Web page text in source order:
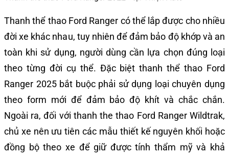
Thanh thể thao Ford Ranger có thể lắp được cho nhiều
đời xe khác nhau, tuy nhiên để đảm bảo độ khớp và an
toàn khi sử dụng, người dùng cần lựa chọn đúng loại
theo từng đời cụ thể. Đặc biệt thanh thể thao Ford
Ranger 2025 bắt buộc phải sử dụng loại chuyên dụng
theo form mới để đảm bảo độ khít và chắc chắn.
Ngoài ra, đối với thanh the thao Ford Ranger Wildtrak,
chủ xe nên ưu tiên các mẫu thiết kế nguyên khối hoặc
đồng bộ theo xe để giữ được tính thẩm mỹ và khả